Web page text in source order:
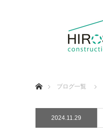
ブログ一覧
2024.11.29